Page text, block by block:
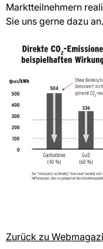
Marktteilnehmern
Sie uns gerne dazu an.
Zurück zu